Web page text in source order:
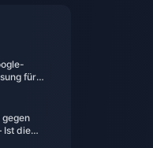
für
gegen
Ist die